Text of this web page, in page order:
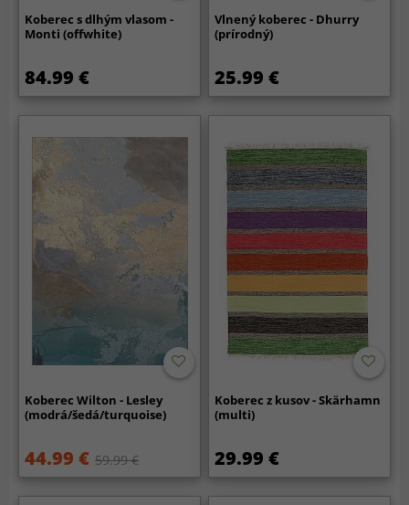
Koberec s dlhým vlasom -
Monti (offwhite)
84.99 €
Vlnený koberec - Dhurry
(prírodný)
25.99 €
Koberec Wilton - Lesley
(modrá/šedá/turquoise)
44.99 € 59.99 €
Koberec z kusov - Skärhamn
(multi)
29.99 €